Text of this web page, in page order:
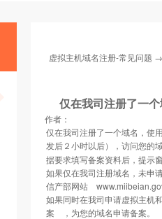
虚拟主机域名注册-常见问题
仅在我司注册了一
作者：
仅在我司注册了一个域名，使
发后２小时以后），访问您的
据要求填写备案资料后，提示
如果仅在我司注册域名，未申
信产部网站
如果同时在我司申请虚拟主机
案 ，为您的域名申请备案。